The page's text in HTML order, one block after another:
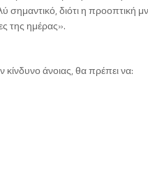
σημαντικό, διότι η προοπτική
της ημέρας».
άνοιας, θα πρέπει να: